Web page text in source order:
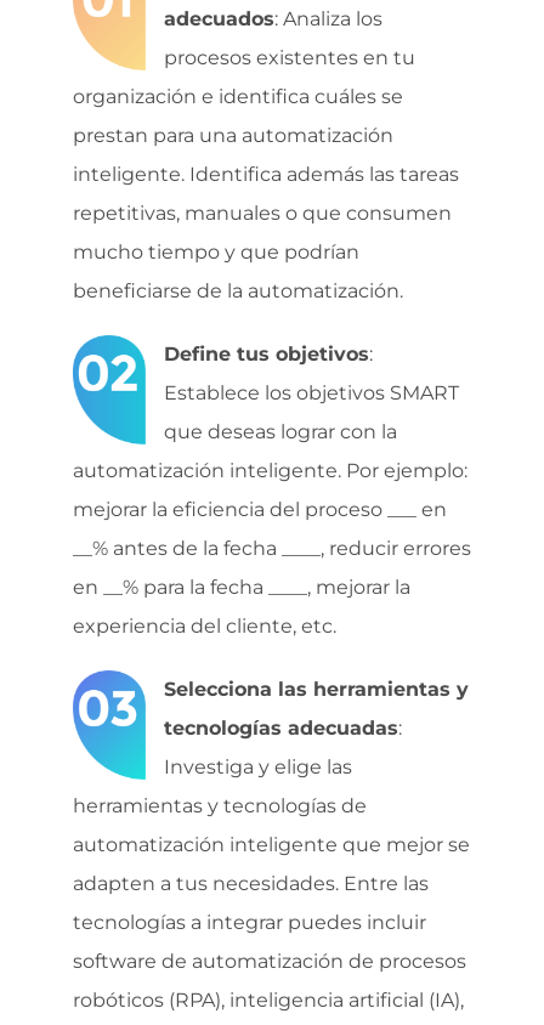
adecuados: Analiza los
procesos existentes en tu
organización e identifica cuáles se
prestan para una automatización
inteligente. Identifica además las tareas
repetitivas, manuales o que consumen
mucho tiempo y que podrían
beneficiarse de la automatización.
Define tus objetivos:
Establece los objetivos SMART
que deseas lograr con la
automatización inteligente. Por ejemplo:
mejorar la eficiencia del proceso ___ en
__% antes de la fecha ____, reducir errores
en __% para la fecha ____, mejorar la
experiencia del cliente, etc.
Selecciona las herramientas y
tecnologías adecuadas:
Investiga y elige las
herramientas y tecnologías de
automatización inteligente que mejor se
adapten a tus necesidades. Entre las
tecnologías a integrar puedes incluir
software de automatización de procesos
robóticos (RPA), inteligencia artificial (IA),